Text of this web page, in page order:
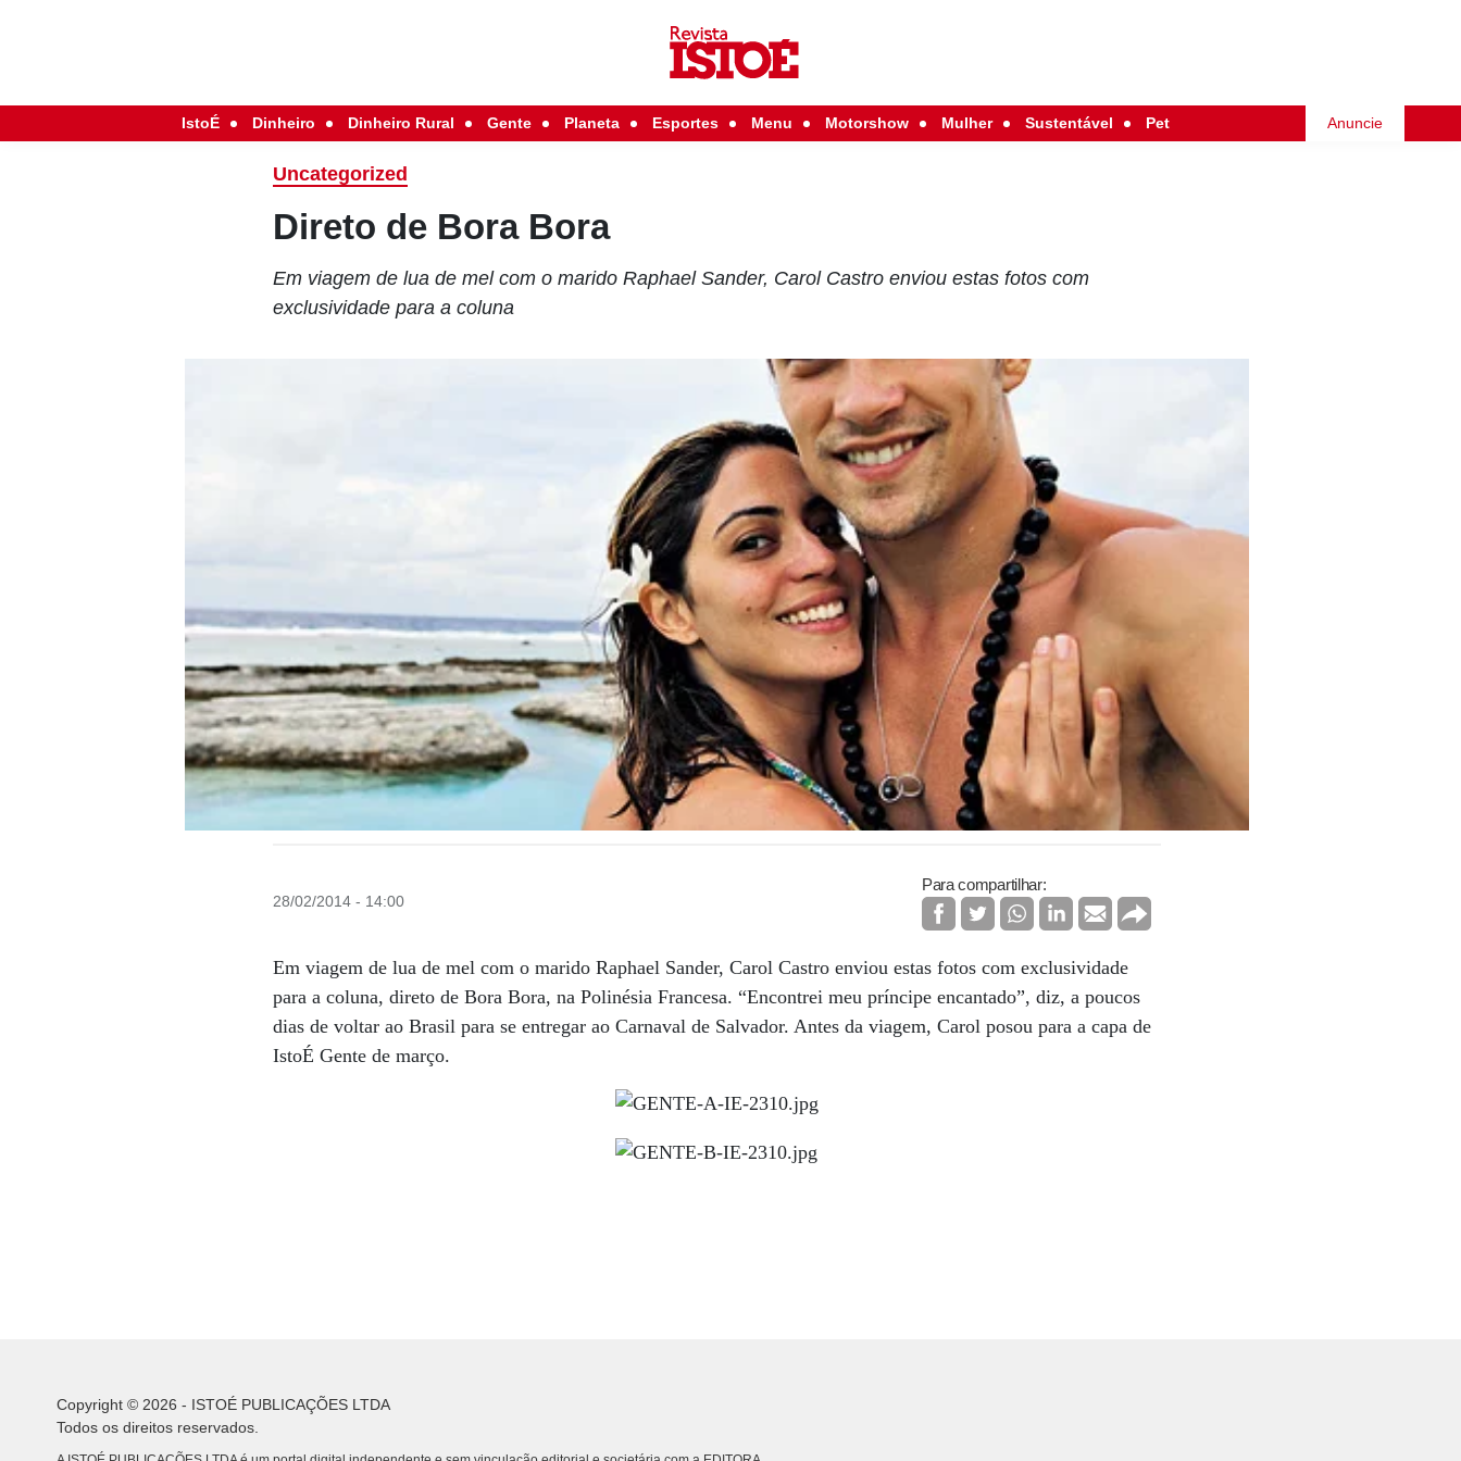
IstoÉ Dinheiro Dinheiro Rural Gente Planeta Esportes Menu Motorshow Mulher Sustentável Pet Anuncie
Uncategorized
Direto de Bora Bora
Em viagem de lua de mel com o marido Raphael Sander, Carol Castro enviou estas fotos com
exclusividade para a coluna
28/02/2014 - 14:00
Para compartilhar:
Em viagem de lua de mel com o marido Raphael Sander, Carol Castro enviou estas fotos com exclusividade
para a coluna, direto de Bora Bora, na Polinésia Francesa. “Encontrei meu príncipe encantado”, diz, a poucos
dias de voltar ao Brasil para se entregar ao Carnaval de Salvador. Antes da viagem, Carol posou para a capa de
IstoÉ Gente de março.
Copyright © 2026 - ISTOÉ PUBLICAÇÕES LTDA
Todos os direitos reservados.